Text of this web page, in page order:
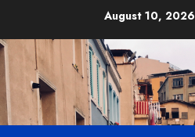
content
August 10, 2026